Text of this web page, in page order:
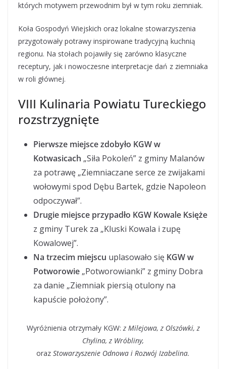
których motywem przewodnim był w tym roku ziemniak.
Koła Gospodyń Wiejskich oraz lokalne stowarzyszenia
przygotowały potrawy inspirowane tradycyjną kuchnią
regionu. Na stołach pojawiły się zarówno klasyczne
receptury, jak i nowoczesne interpretacje dań z ziemniaka
w roli głównej.
VIII Kulinaria Powiatu Tureckiego
rozstrzygnięte
Pierwsze miejsce zdobyło KGW w
Kotwasicach „Siła Pokoleń” z gminy Malanów
za potrawę „Ziemniaczane serce ze zwijakami
wołowymi spod Dębu Bartek, gdzie Napoleon
odpoczywał”.
Drugie miejsce przypadło KGW Kowale Księże
z gminy Turek za „Kluski Kowala i zupę
Kowalowej”.
Na trzecim miejscu uplasowało się KGW w
Potworowie „Potworowianki” z gminy Dobra
za danie „Ziemniak piersią otulony na
kapuście położony”.
Wyróżnienia otrzymały KGW: z Milejowa, z Olszówki, z
Chylina, z Wróbliny,
oraz Stowarzyszenie Odnowa i Rozwój Izabelina.